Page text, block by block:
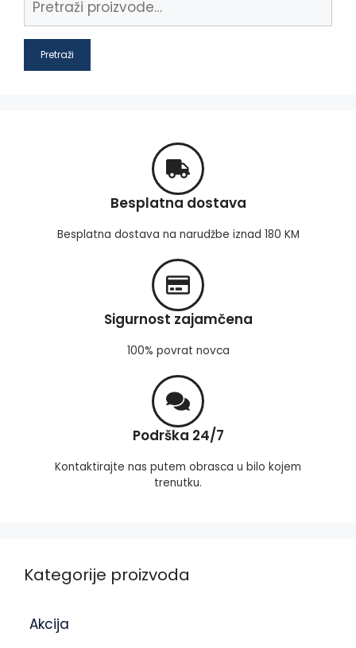
Pretraži
Besplatna dostava
Besplatna dostava na narudžbe iznad 180 KM
Sigurnost zajamčena
100% povrat novca
Podrška 24/7
Kontaktirajte nas putem obrasca u bilo kojem
trenutku.
Kategorije proizvoda
Akcija